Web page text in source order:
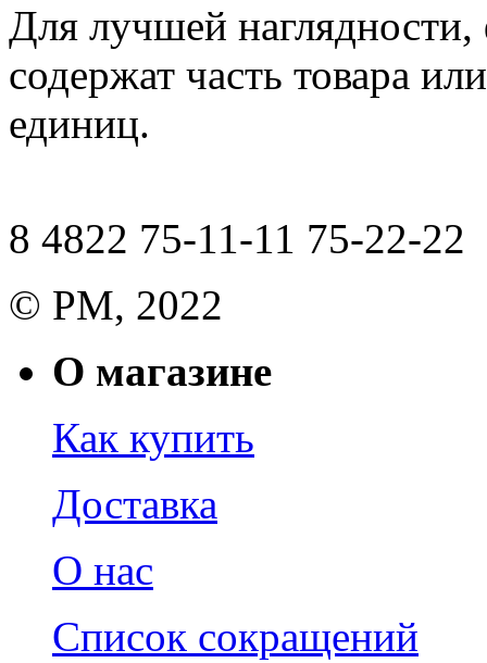
Для лучшей наглядности,
содержат часть товара
единиц.
8 4822 75-11-11 75-22-22
© РМ, 2022
О магазине
Как купить
Доставка
О нас
Список сокращений